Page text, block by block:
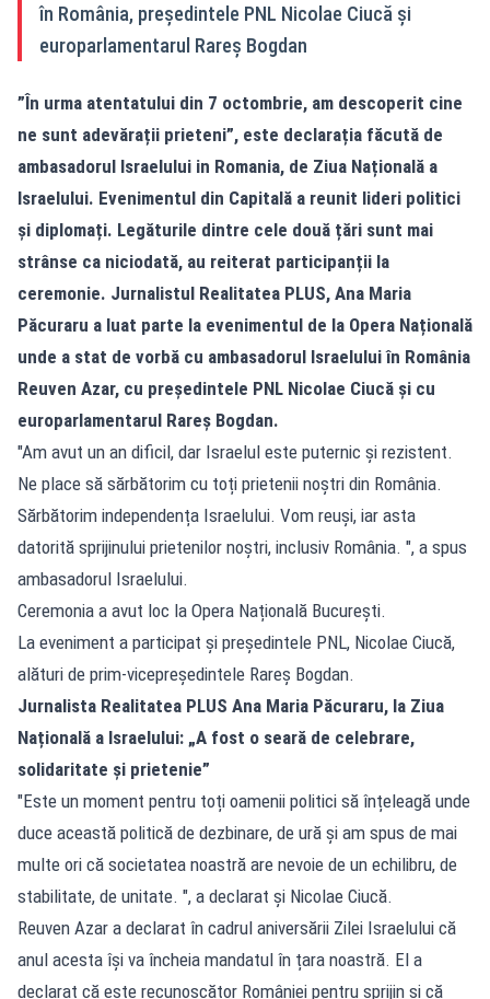
în România, președintele PNL Nicolae Ciucă și
europarlamentarul Rareș Bogdan
”În urma atentatului din 7 octombrie, am descoperit cine
ne sunt adevărații prieteni”, este declarația făcută de
ambasadorul Israelului in Romania, de Ziua Națională a
Israelului. Evenimentul din Capitală a reunit lideri politici
și diplomați. Legăturile dintre cele două țări sunt mai
strânse ca niciodată, au reiterat participanții la
ceremonie. Jurnalistul Realitatea PLUS, Ana Maria
Păcuraru a luat parte la evenimentul de la Opera Națională
unde a stat de vorbă cu ambasadorul Israelului în România
Reuven Azar, cu președintele PNL Nicolae Ciucă și cu
europarlamentarul Rareș Bogdan.
"Am avut un an dificil, dar Israelul este puternic și rezistent.
Ne place să sărbătorim cu toți prietenii noștri din România.
Sărbătorim independența Israelului. Vom reuși, iar asta
datorită sprijinului prietenilor noștri, inclusiv România. ", a spus
ambasadorul Israelului.
Ceremonia a avut loc la Opera Națională București.
La eveniment a participat și președintele PNL, Nicolae Ciucă,
alături de prim-vicepreședintele Rareș Bogdan.
Jurnalista Realitatea PLUS Ana Maria Păcuraru, la Ziua
Națională a Israelului: „A fost o seară de celebrare,
solidaritate și prietenie”
"Este un moment pentru toți oamenii politici să înțeleagă unde
duce această politică de dezbinare, de ură și am spus de mai
multe ori că societatea noastră are nevoie de un echilibru, de
stabilitate, de unitate. ", a declarat și Nicolae Ciucă.
Reuven Azar a declarat în cadrul aniversării Zilei Israelului că
anul acesta își va încheia mandatul în țara noastră. El a
declarat că este recunoscător României pentru sprijin și că